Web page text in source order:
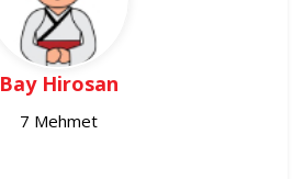
Bay Hirosan
7 Mehmet